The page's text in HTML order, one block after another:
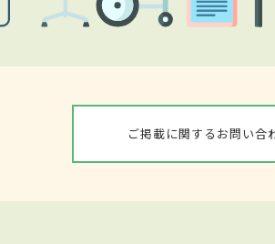
ご掲載に関するお問い合